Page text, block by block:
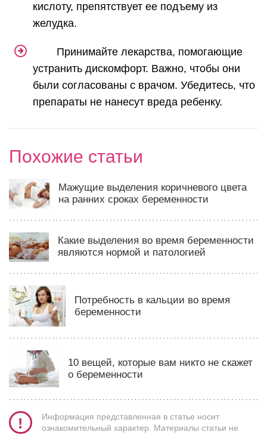
кислоту, препятствует ее подъему из
желудка.
Принимайте лекарства, помогающие
устранить дискомфорт. Важно, чтобы они
были согласованы с врачом. Убедитесь, что
препараты не нанесут вреда ребенку.
Похожие статьи
Мажущие выделения коричневого цвета
на ранних сроках беременности
Какие выделения во время беременности
являются нормой и патологией
Потребность в кальции во время
беременности
10 вещей, которые вам никто не скажет
о беременности
Информация представленная в статье носит
ознакомительный характер. Материалы статьи не